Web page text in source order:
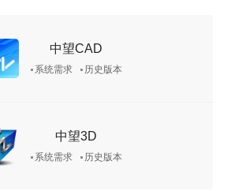
中望CAD
系统需求 历史版本
中望3D
系统需求 历史版本